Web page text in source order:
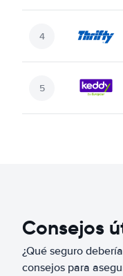
Consejos
¿Qué seguro
consejos para